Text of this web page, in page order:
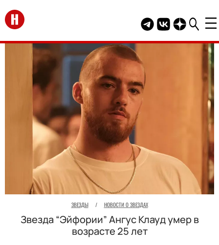
Перейти на главную
Telegram канал
Группа HELLO
Канал
ЗВЕЗДЫ / НОВОСТИ О ЗВЕЗДАХ
Звезда “Эйфории” Ангус Клауд умер в
возрасте 25 лет